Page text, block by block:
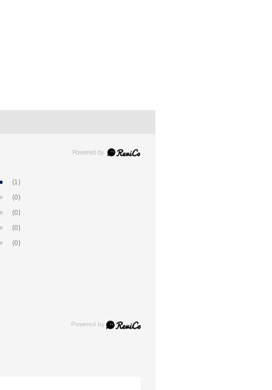
(1)
(0)
(0)
(0)
(0)